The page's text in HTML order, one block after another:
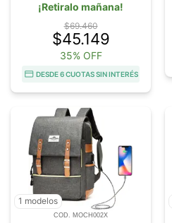
¡Retiralo mañana!
$69.460
$45.149
35% OFF
DESDE 6 CUOTAS SIN INTERÉS
1 modelos
COD. MOCH002X